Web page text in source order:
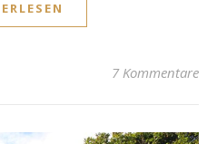
7 Kommentare